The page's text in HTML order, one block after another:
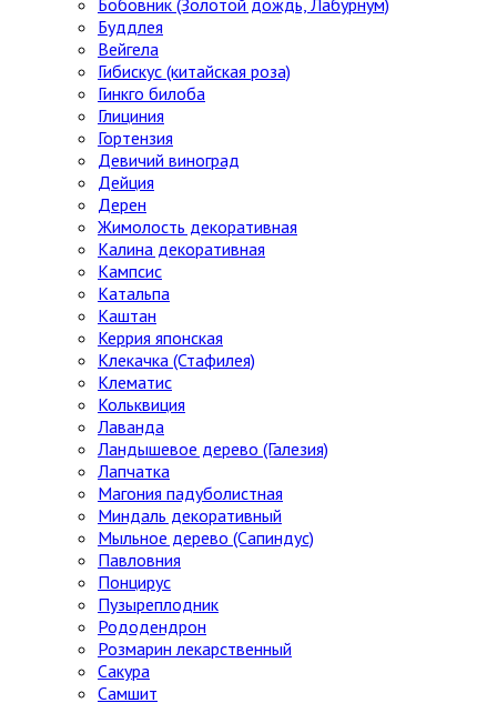
Буддлея
Вейгела
Гибискус (китайская роза)
Гинкго билоба
Глициния
Гортензия
Девичий виноград
Дейция
Дерен
Жимолость декоративная
Калина декоративная
Кампсис
Катальпа
Каштан
Керрия японская
Клекачка (Стафилея)
Клематис
Кольквиция
Лаванда
Ландышевое дерево (Галезия)
Лапчатка
Магония падуболистная
Миндаль декоративный
Мыльное дерево (Сапиндус)
Павловния
Понцирус
Пузыреплодник
Рододендрон
Розмарин лекарственный
Сакура
Самшит